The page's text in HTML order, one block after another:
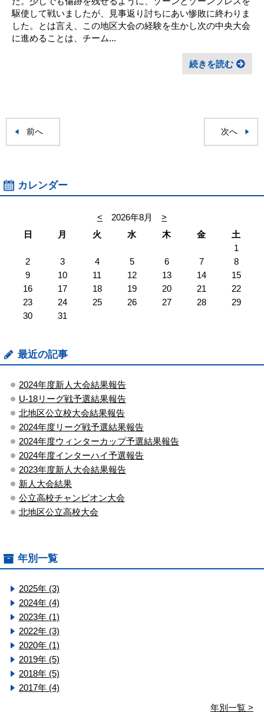
駆使して戦いましたが、見事返り討ちにあい惨敗に終わりま
した。とは言え、この地区大会の経験を生かし次の中央大会
に進めることは、チーム...
続きを読む
前へ 次へ
カレンダー
< 2026年8月
>
日
月 火 水 木 金
土
1
2
3 4 5 6 7
8
9
10 11 12 13 14
15
16
17 18 19 20 21
22
23
24 25 26 27 28
29
30
31
最近の記事
2024年度新人大会結果報告
U-18リーグ戦予選結果報告
北地区公立校大会結果報告
2024年度リーグ戦予選結果報告
2024年度ウィンターカップ予選結果報告
2024年度インターハイ予選報告
2023年度新人大会結果報告
新人大会結果
公立高校チャンピオン大会
北地区公立高校大会
年別一覧
2025年 (3)
2024年 (4)
2023年 (1)
2022年 (3)
2020年 (1)
2019年 (5)
2018年 (5)
2017年 (4)
年別一覧 >